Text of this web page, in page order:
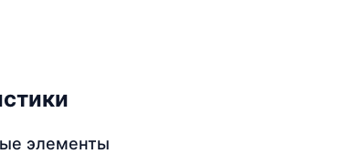
элементы